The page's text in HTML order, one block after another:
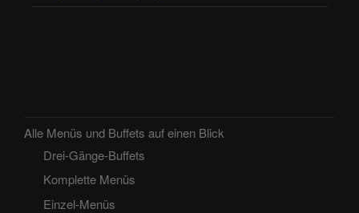
Alle Menüs und Buffets auf einen Blick
Drei-Gänge-Buffets
Komplette Menüs
Einzel-Menüs